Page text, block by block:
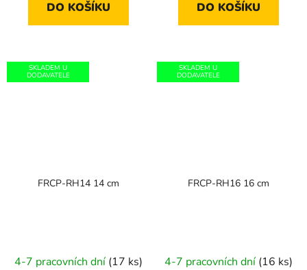
DO KOŠÍKU DO KOŠÍKU
SKLADEM U
DODAVATELE
FRCP-RH14 14 cm
4-7 pracovních dní (17 ks)
SKLADEM U
DODAVATELE
FRCP-RH16 16 cm
4-7 pracovních dní (16 ks)